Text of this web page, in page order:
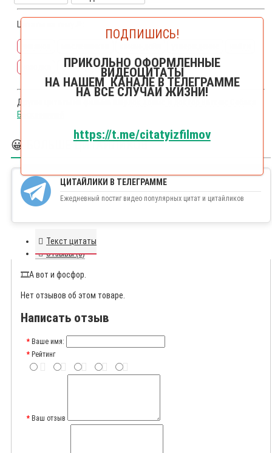
Цитаты на тему🔎:
фосфор
Другие цитаты из фильма
Баскервилей
😀 БОЛЬШЕ ЦИТАЙЛИКОВ
ЦИТАЙЛИКИ В ТЕЛЕГРАММЕ
Ежедневный постиг видео популярных цитат и цитайликов
Текст цитаты
Отзывы (0)
🎞️А вот и фосфор.
Нет отзывов об этом товаре.
Написать отзыв
Ваше имя:
Рейтинг
Ваш отзыв
ПОДПИШИСЬ!
ПРИКОЛЬНО ОФОРМЛЕННЫЕ
ВИДЕОЦИТАТЫ
НА НАШЕМ КАНАЛЕ В ТЕЛЕГРАММЕ
НА ВСЕ СЛУЧАИ ЖИЗНИ!
https://t.me/citatyizfilmov